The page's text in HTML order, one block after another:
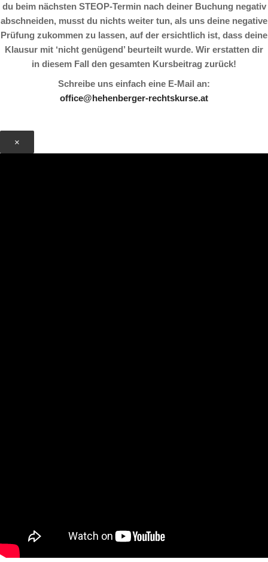
du beim nächsten STEOP-Termin nach deiner Buchung negativ
abschneiden, musst du nichts weiter tun, als uns deine negative
Prüfung zukommen zu lassen, auf der ersichtlich ist, dass deine
Klausur mit ‘nicht genügend’ beurteilt wurde. Wir erstatten dir
in diesem Fall den gesamten Kursbeitrag zurück!
Schreibe uns einfach eine E-Mail an:
office@hehenberger-rechtskurse.at
×